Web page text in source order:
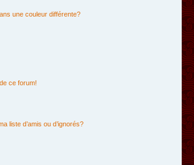
une couleur différente?
ce forum!
liste d’amis ou d’ignorés?